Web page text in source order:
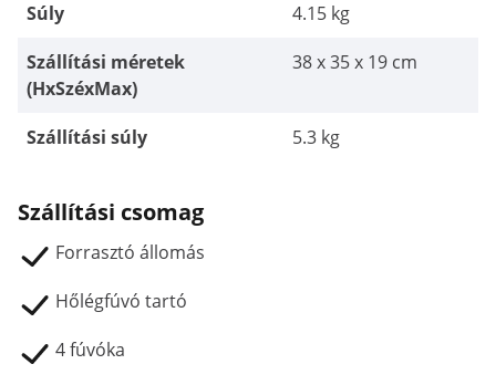
Súly
4.15 kg
Szállítási méretek
(HxSzéxMax)
38 x 35 x 19 cm
Szállítási súly 5.3 kg
Szállítási csomag
Forrasztó állomás
Hőlégfúvó tartó
4 fúvóka